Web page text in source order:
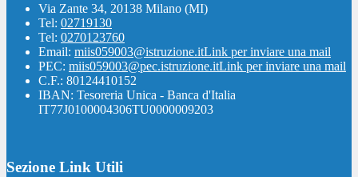
Via Zante 34, 20138 Milano (MI)
Tel: 02719130
Tel: 0270123760
Email: miis059003@istruzione.itLink per inviare una mail
PEC: miis059003@pec.istruzione.itLink per inviare una mail
C.F.: 80124410152
IBAN: Tesoreria Unica - Banca d'Italia
IT77J0100004306TU0000009203
Sezione Link Utili